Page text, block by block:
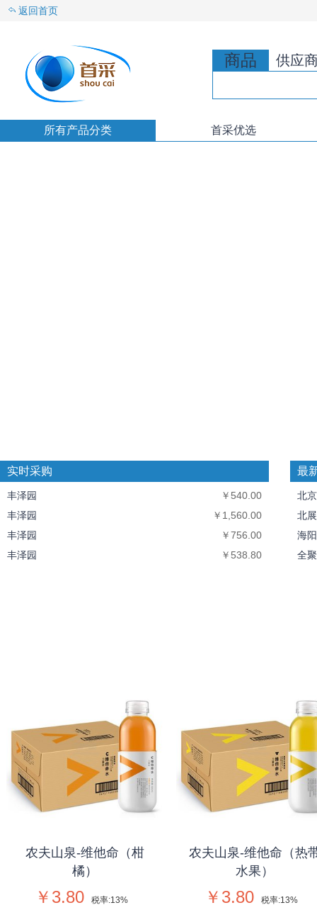
返回首页
商品 供应
所有产品分类 首采优选
实时采购
丰泽园
￥540.00
丰泽园
￥1,560.00
丰泽园
￥756.00
丰泽园
￥538.80
最
北
北
海
全
农夫山泉-维他命（柑
橘）
￥3.80 税率:13%
农夫山泉-维他命（热
水果）
￥3.80 税率:13%